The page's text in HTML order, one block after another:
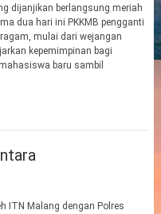
dijanjikan berlangsung meriah
dua hari ini PKKMB pengganti
mulai dari wejangan
kepemimpinan bagi
baru sambil
ITN Malang dengan Polres